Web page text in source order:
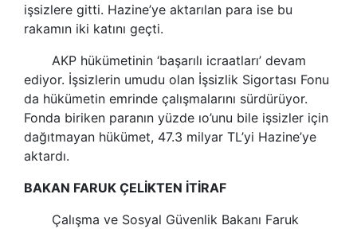
işsizlere gitti. Hazine’ye aktarılan para ise bu
rakamın iki katını geçti.
AKP hükümetinin ‘başarılı icraatları’ devam
ediyor. İşsizlerin umudu olan İşsizlik Sigortası Fonu
da hükümetin emrinde çalışmalarını sürdürüyor.
Fonda biriken paranın yüzde ıo’unu bile işsizler için
dağıtmayan hükümet, 47.3 milyar TL’yi Hazine’ye
aktardı.
BAKAN FARUK ÇELİKTEN İTİRAF
Çalışma ve Sosyal Güvenlik Bakanı Faruk